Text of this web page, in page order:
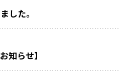
した。
知らせ】